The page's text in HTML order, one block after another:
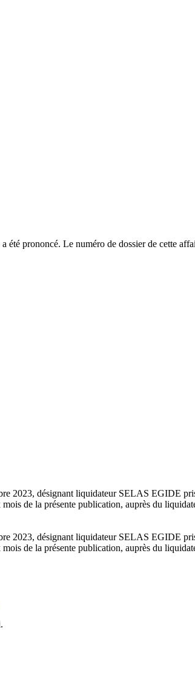
prononcé. Le numéro de dossier de cette
2023, désignant liquidateur SELAS EGIDE
de la présente publication, auprès du
2023, désignant liquidateur SELAS EGIDE
de la présente publication, auprès du